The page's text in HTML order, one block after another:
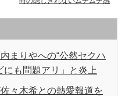
まりやへの“公然セクハ
にも問題アリ」と炎上
々木希との熱愛報道を